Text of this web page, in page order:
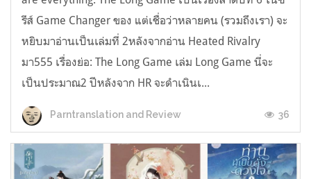
รีส์ Game Changer ของ แต่เชื่อว่าหลายคน (รวมถึงเรา) จะ
หยิบมาอ่านเป็นเล่มที่ 2หลังจากอ่าน Heated Rivalry
มา555 เรื่องย่อ: The Long Game เล่ม Long Game นี่จะ
เป็นประมาณ2 ปีหลังจาก HR จะดำเนินเ...
Parntranslation and Review 36